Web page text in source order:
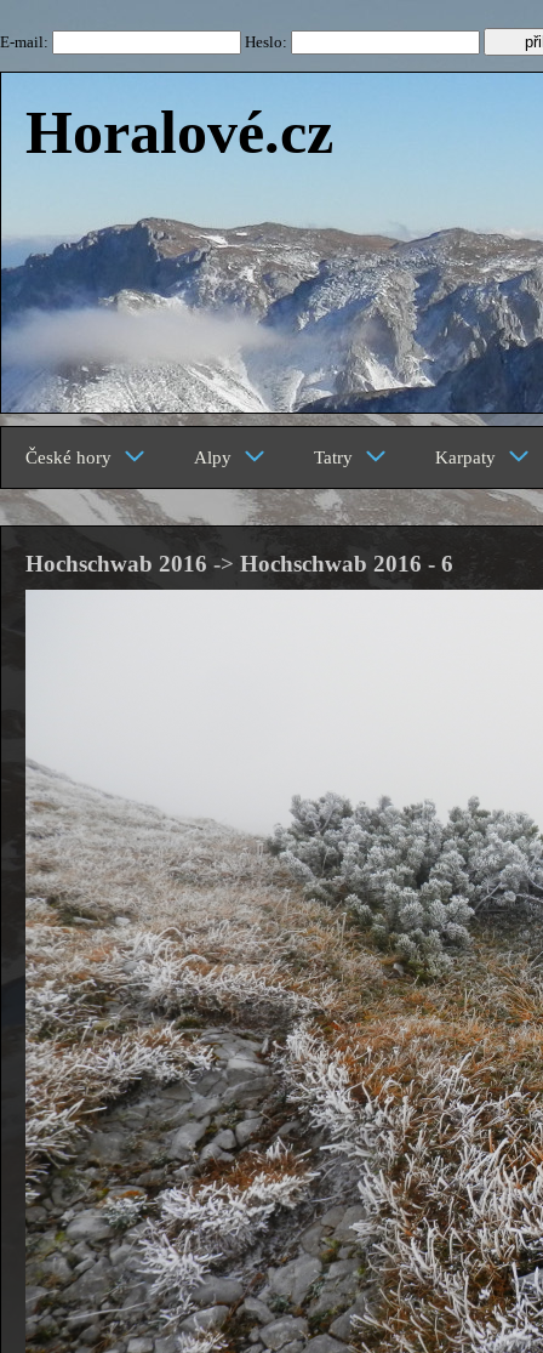
E-mail: Heslo:
Horalové.cz
České hory Alpy Tatry Karpaty
Hochschwab 2016 -> Hochschwab 2016 - 6